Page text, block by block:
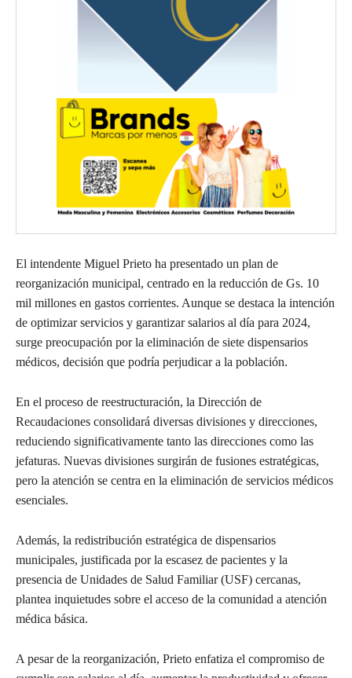
El intendente Miguel Prieto ha presentado un plan de
reorganización municipal, centrado en la reducción de Gs. 10
mil millones en gastos corrientes. Aunque se destaca la intención
de optimizar servicios y garantizar salarios al día para 2024,
surge preocupación por la eliminación de siete dispensarios
médicos, decisión que podría perjudicar a la población.
En el proceso de reestructuración, la Dirección de
Recaudaciones consolidará diversas divisiones y direcciones,
reduciendo significativamente tanto las direcciones como las
jefaturas. Nuevas divisiones surgirán de fusiones estratégicas,
pero la atención se centra en la eliminación de servicios médicos
esenciales.
Además, la redistribución estratégica de dispensarios
municipales, justificada por la escasez de pacientes y la
presencia de Unidades de Salud Familiar (USF) cercanas,
plantea inquietudes sobre el acceso de la comunidad a atención
médica básica.
A pesar de la reorganización, Prieto enfatiza el compromiso de